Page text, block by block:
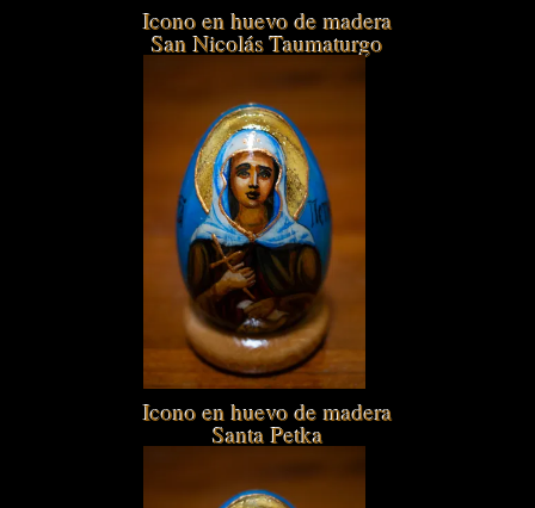
Icono en huevo de madera
San Nicolás Taumaturgo
Icono en huevo de madera
Santa Petka